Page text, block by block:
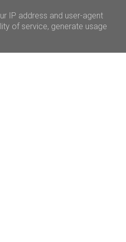
IP address and user-agent
of service, generate usage